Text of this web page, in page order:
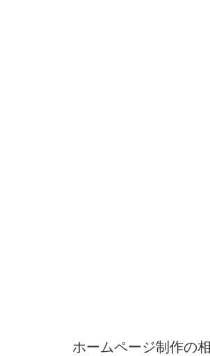
ホームページ制作の